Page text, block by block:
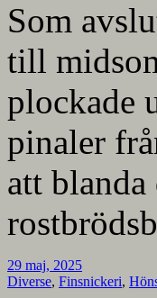
Som
till
plockade
pinaler
att
29 maj, 2025
Diverse, Finsnickeri,